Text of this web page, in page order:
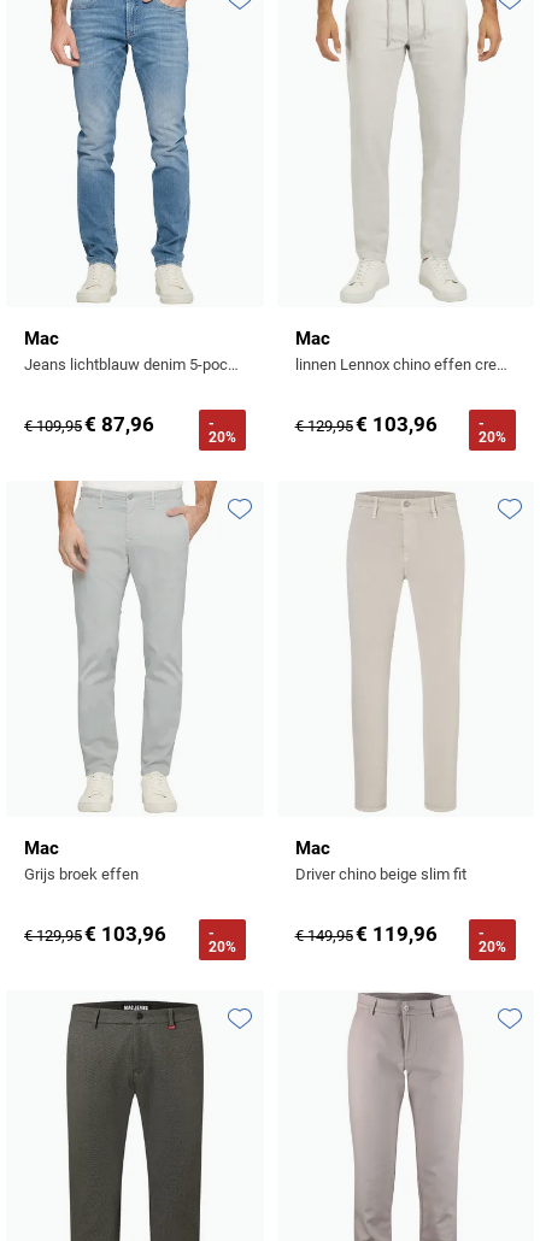
Mac
Jeans lichtblauw denim 5-pocket normale fit
€ 109,95€ 87,96
-
20%
Toevoegen aan favorieten
Mac
linnen Lennox chino effen creme
€ 129,95€ 103,96
-
20%
Mac
Grijs broek effen
€ 129,95€ 103,96
-
20%
Toevoegen aan favorieten
Mac
Driver chino beige slim fit
€ 149,95€ 119,96
-
20%
Toevoegen aan favorieten